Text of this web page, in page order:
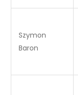
Szymon
Baron